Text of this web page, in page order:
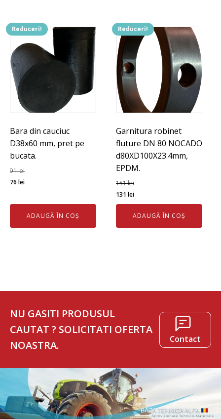
Reduceri!
Bara din cauciuc
D38x60 mm, pret pe
bucata.
91lei
Prețul
a
fost:
91 lei.
76 leiPrețul
este:
76 lei.
ADAUGĂ ÎN COȘ
Reduceri!
Garnitura robinet
fluture DN 80 NOCADO
d80XD100X23.4mm,
EPDM.
151lei
Prețul
inițial
fost:
131leiPrețul
curent
este:
131 lei.
ADAUGĂ ÎN COȘ
NU GASITI PRODUSUL
CAUTAT ? SOLICITATI OFERTA
NOASTRA.
Contact